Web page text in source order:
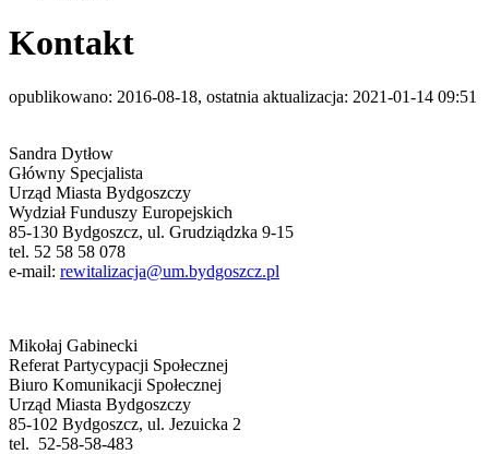
Kontakt
opublikowano: 2016-08-18, ostatnia aktualizacja: 2021-01-14 09:51
Sandra Dytłow
Główny Specjalista
Urząd Miasta Bydgoszczy
Wydział Funduszy Europejskich
85-130 Bydgoszcz, ul. Grudziądzka 9-15
tel. 52 58 58 078
e-mail: rewitalizacja@um.bydgoszcz.pl
Mikołaj Gabinecki
Referat Partycypacji Społecznej
Biuro Komunikacji Społecznej
Urząd Miasta Bydgoszczy
85-102 Bydgoszcz, ul. Jezuicka 2
tel. 52-58-58-483